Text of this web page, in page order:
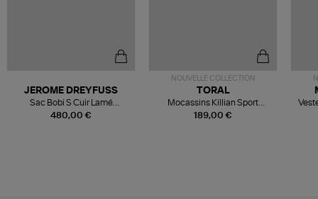
480,00 €
JEROME DREYFUSS
Sac Bobi S Cuir Lamé
Champagne
NOUVELLE COLLECTION
189,00 €
TORAL
Mocassins Killian Sport
Mousse